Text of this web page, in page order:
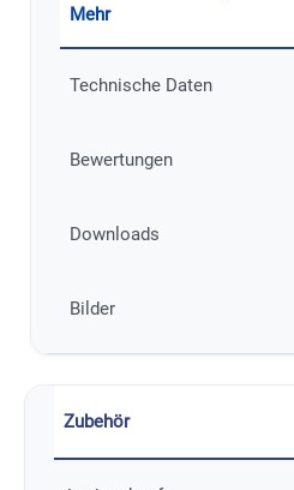
Mehr
Technische Daten
Bewertungen
Downloads
Bilder
Zubehör